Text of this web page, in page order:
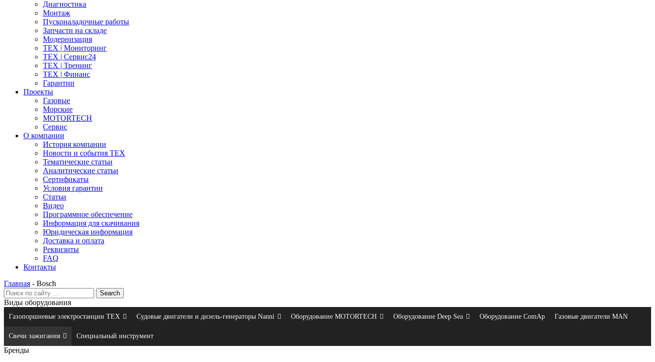
Диагностика
Монтаж
Пусконаладочные работы
Запчасти на складе
Модернизация
ТЕХ | Мониторинг
ТЕХ | Сервис24
ТЕХ | Тренинг
ТЕХ | Финанс
Гарантии
Проекты
Газовые
Морские
MOTORTECH
Сервис
О компании
История компании
Новости и события ТЕХ
Тематические статьи
Аналитические статьи
Сертификаты
Условия гарантии
Статьи
Видео
Программное обеспечение
Информация для скачивания
Юридическая информация
Доставка и оплата
Реквизиты
FAQ
Контакты
Главная - Bosch
Виды оборудования
Газопоршневые электростанции ТЕХ Судовые двигатели и дизель-генераторы Nanni Оборудование MOTORTECH Оборудование Deep Sea Оборудование ComAp Газовые двигатели MAN
Свечи зажигания Специальный инструмент
Бренды